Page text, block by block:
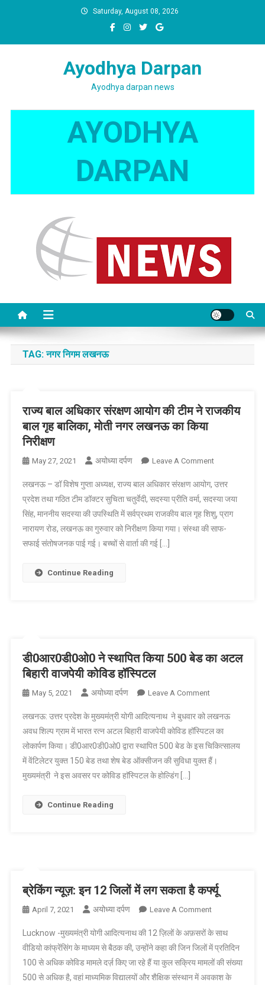
Saturday, August 08, 2026
Ayodhya Darpan
Ayodhya darpan news
AYODHYA
DARPAN
TAG:नगर निगम लखनऊ
राज्य बाल अधिकार संरक्षण आयोग की टीम ने राजकीय
बाल गृह बालिका, मोती नगर लखनऊ का किया
निरीक्षण
May 27, 2021 अयोध्या दर्पण Leave A CommentOn
बाल
अधिकार
संरक्षण
आयोग
लखनऊ
लखनऊ – डॉ विशेष गुप्ता अध्यक्ष, राज्य बाल अधिकार संरक्षण आयोग, उत्तर
प्रदेश तथा गठित टीम डॉक्टर सुचिता चतुर्वेदी, सदस्या प्रीति वर्मा, सदस्या जया
सिंह, माननीय सदस्या की उपस्थिति में सर्वप्रथम राजकीय बाल गृह शिशु, प्राग
नारायण रोड, लखनऊ का गुरुवार को निरीक्षण किया गया। संस्था की साफ-
सफाई संतोषजनक पाई गई। बच्चों से वार्ता की गई […]
Continue Reading
डी0आर0डी0ओ0 ने स्थापित किया 500 बेड का अटल
बिहारी वाजपेयी कोविड हॉस्पिटल
May 5, 2021 अयोध्या दर्पण Leave A CommentOn
ने
स्थापित
किया
500
लखनऊ: उत्तर प्रदेश के मुख्यमंत्री योगी आदित्यनाथ ने बुधवार को लखनऊ
अवध शिल्प ग्राम में भारत रत्न अटल बिहारी वाजपेयी कोविड हॉस्पिटल का
लोकार्पण किया। डी0आर0डी0ओ0 द्वारा स्थापित 500 बेड के इस चिकित्सालय
में वेंटिलेटर युक्त 150 बेड तथा शेष बेड ऑक्सीजन की सुविधा युक्त हैं।
मुख्यमंत्री ने इस अवसर पर कोविड हाॅस्पिटल के होल्डिंग […]
Continue Reading
ब्रेकिंग न्यूज़: इन 12 जिलों में लग सकता है कर्फ्यू
April 7, 2021 अयोध्या दर्पण Leave A CommentOn
न्यूज़:
इन
12
जिलों
Lucknow -मुख्यमंत्री योगी आदित्यनाथ की 12 ज़िलों के अफ़सरों के साथ
वीडियो कांफ्रेंसिंग के माध्यम से बैठक की, उन्होंने कहा की जिन जिलों में प्रतिदिन
100 से अधिक कोविड मामले दर्ज़ किए जा रहे हैं या कुल सक्रिय मामलों की संख्या
500 से अधिक है, वहां माध्यमिक विद्यालयों और शैक्षिक संस्थान में अवकाश के